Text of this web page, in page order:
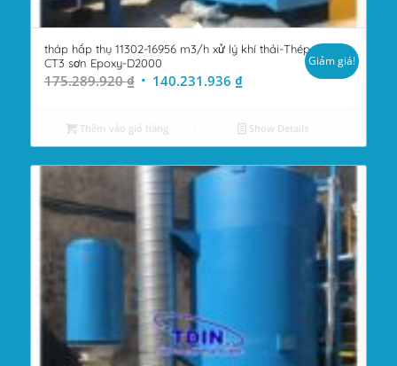
tháp hấp thụ 11302-16956 m3/h xử lý khí thải-Thép
CT3 sơn Epoxy-D2000
175.289.920₫ Giá
là:
175.289.920 ₫.
140.231.936 ₫Giá
tại
là:
140.231.936 ₫.
Giảm giá!
Thêm vào giỏ hàng Show Details